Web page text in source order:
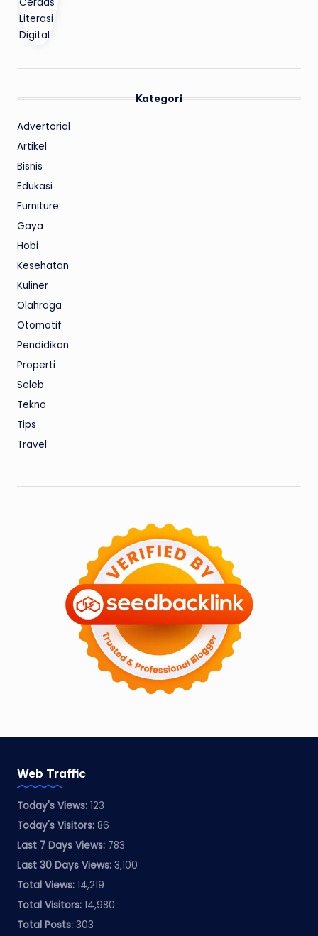
Kategori
Advertorial
Artikel
Bisnis
Edukasi
Furniture
Gaya
Hobi
Kesehatan
Kuliner
Olahraga
Otomotif
Pendidikan
Properti
Seleb
Tekno
Tips
Travel
Web Traffic
Today's Views: 123
Today's Visitors: 86
Last 7 Days Views: 783
Last 30 Days Views: 3,100
Total Views: 14,219
Total Visitors: 14,980
Total Posts: 303